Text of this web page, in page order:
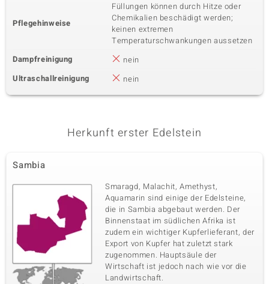
Pflegehinweise
Füllungen können durch Hitze oder
Chemikalien beschädigt werden;
keinen extremen
Temperaturschwankungen aussetzen
Dampfreinigung
nein
Ultraschallreinigung
nein
Herkunft erster Edelstein
Sambia
Smaragd, Malachit, Amethyst,
Aquamarin sind einige der Edelsteine,
die in Sambia abgebaut werden. Der
Binnenstaat im südlichen Afrika ist
zudem ein wichtiger Kupferlieferant, der
Export von Kupfer hat zuletzt stark
zugenommen. Hauptsäule der
Wirtschaft ist jedoch nach wie vor die
Landwirtschaft.